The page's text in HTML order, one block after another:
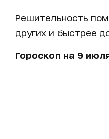
Решительность
других и быстрее
Гороскоп на 9